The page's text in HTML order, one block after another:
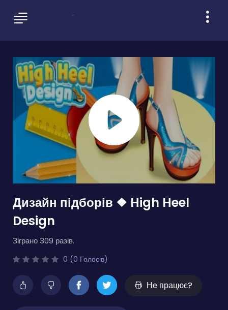
Дизайн підборів ❖ High Heel
Design
Зіграно 309 разів.
0 (0 Голосів)
Не працює?